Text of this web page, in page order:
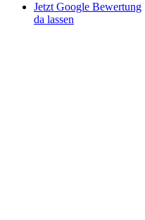
Jetzt Google Bewertung
da lassen